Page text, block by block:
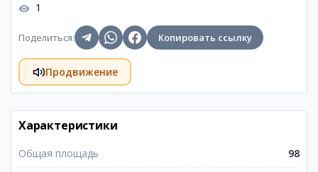
1
Поделиться: Копировать ссылку
Продвижение
Характеристики
Общая площадь 98